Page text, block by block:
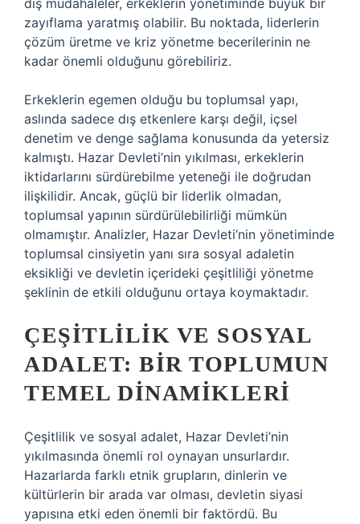
dış müdahaleler, erkeklerin yönetiminde büyük bir
zayıflama yaratmış olabilir. Bu noktada, liderlerin
çözüm üretme ve kriz yönetme becerilerinin ne
kadar önemli olduğunu görebiliriz.
Erkeklerin egemen olduğu bu toplumsal yapı,
aslında sadece dış etkenlere karşı değil, içsel
denetim ve denge sağlama konusunda da yetersiz
kalmıştı. Hazar Devleti’nin yıkılması, erkeklerin
iktidarlarını sürdürebilme yeteneği ile doğrudan
ilişkilidir. Ancak, güçlü bir liderlik olmadan,
toplumsal yapının sürdürülebilirliği mümkün
olmamıştır. Analizler, Hazar Devleti’nin yönetiminde
toplumsal cinsiyetin yanı sıra sosyal adaletin
eksikliği ve devletin içerideki çeşitliliği yönetme
şeklinin de etkili olduğunu ortaya koymaktadır.
ÇEŞITLILIK VE SOSYAL
ADALET: BIR TOPLUMUN
TEMEL DINAMIKLERI
Çeşitlilik ve sosyal adalet, Hazar Devleti’nin
yıkılmasında önemli rol oynayan unsurlardır.
Hazarlarda farklı etnik grupların, dinlerin ve
kültürlerin bir arada var olması, devletin siyasi
yapısına etki eden önemli bir faktördü. Bu